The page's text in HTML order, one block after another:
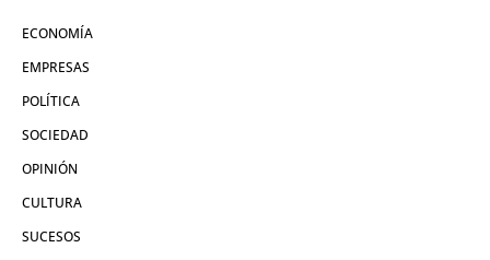
ECONOMÍA
EMPRESAS
POLÍTICA
SOCIEDAD
OPINIÓN
CULTURA
SUCESOS